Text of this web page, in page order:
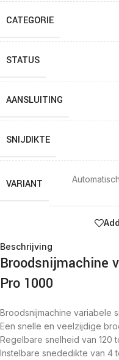
CATEGORIE
STATUS
AANSLUITING
SNIJDIKTE
VARIANT Automatisch
Beschrijving
Broodsnijmachine
Pro 1000
Broodsnijmachine variabele
Een snelle en veelzijdige
Regelbare snelheid van 120
Instelbare snededikte van 4